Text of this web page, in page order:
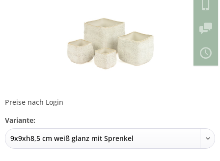
Preise nach Login
Variante: